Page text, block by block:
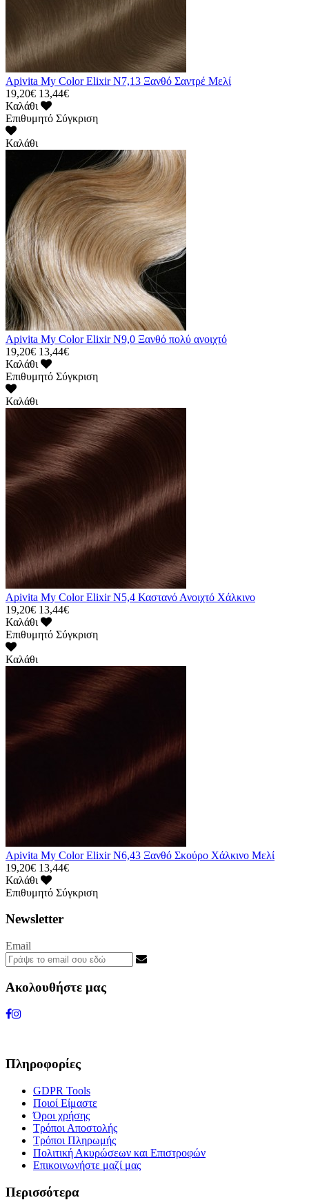
Apivita My Color Elixir N7,13 Ξανθό Σαντρέ Μελί
19,20€ 13,44€
Καλάθι
Επιθυμητό Σύγκριση
Καλάθι
Apivita My Color Elixir N9,0 Ξανθό πολύ ανοιχτό
19,20€ 13,44€
Καλάθι
Επιθυμητό Σύγκριση
Καλάθι
Apivita My Color Elixir N5,4 Καστανό Ανοιχτό Χάλκινο
19,20€ 13,44€
Καλάθι
Επιθυμητό Σύγκριση
Καλάθι
Apivita My Color Elixir N6,43 Ξανθό Σκούρο Χάλκινο Μελί
19,20€ 13,44€
Καλάθι
Επιθυμητό Σύγκριση
Newsletter
Email
Ακολουθήστε μας
Πληροφορίες
GDPR Tools
Ποιοί Είμαστε
Όροι χρήσης
Τρόποι Αποστολής
Τρόποι Πληρωμής
Πολιτική Ακυρώσεων και Επιστροφών
Επικοινωνήστε μαζί μας
Περισσότερα